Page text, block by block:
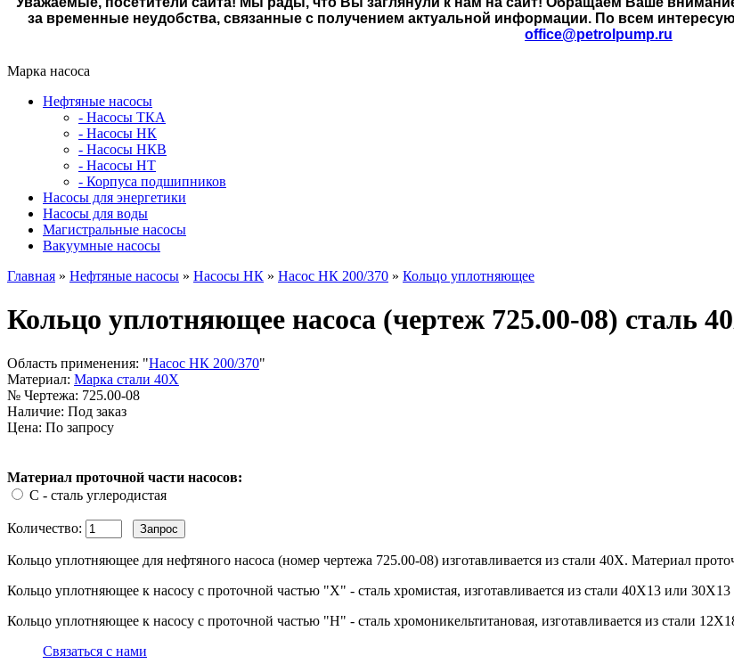
за временные неудобства, связанные с получением актуальной информации. По всем
office@petrolpump.ru
Марка насоса
Нефтяные насосы
- Насосы ТКА
- Насосы НК
- Насосы НКВ
- Насосы НТ
- Корпуса подшипников
Насосы для энергетики
Насосы для воды
Магистральные насосы
Вакуумные насосы
Главная » Нефтяные насосы » Насосы НК » Насос НК 200/370 » Кольцо уплотняющее
Кольцо уплотняющее насоса (чертеж 725.00-08) сталь
Область применения: "Насос НК 200/370"
Материал: Марка стали 40Х
№ Чертежа: 725.00-08
Наличие: Под заказ
Цена: По запросу
Материал проточной части насосов:
С - сталь углеродистая
Количество:
Кольцо уплотняющее для нефтяного насоса (номер чертежа 725.00-08) изготавливается из стали 40Х. Материал
Кольцо уплотняющее к насосу с проточной частью "Х" - сталь хромистая, изготавливается из стали 40Х13 или
Кольцо уплотняющее к насосу с проточной частью "Н" - сталь хромоникельтитановая, изготавливается из стали
Связаться с нами